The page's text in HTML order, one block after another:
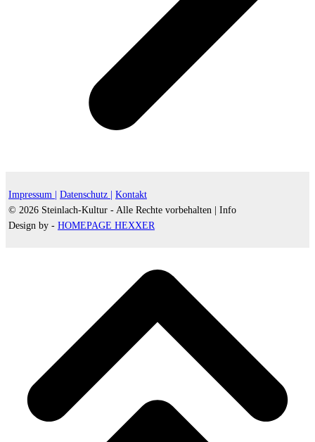
Impressum | Datenschutz |
Kontakt
© 2026 Steinlach-Kultur - Alle Rechte vorbehalten |
Info
Design by - HOMEPAGE HEXXER